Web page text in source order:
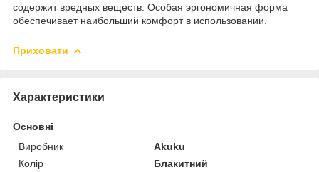
содержит вредных веществ. Особая эргономичная форма
обеспечивает наибольший комфорт в использовании.
Приховати
Характеристики
Основні
Виробник
Akuku
Колір
Блакитний